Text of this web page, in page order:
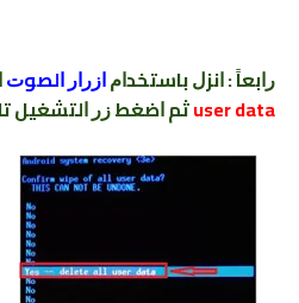
ﺭﺍﺑﻌﺎً : ﺍﻧﺰﻝ ﺑﺎﺳﺘﺨﺪﺍﻡﺍﺯﺭﺍﺭ ﺍﻟﺼﻮﺕ
user dataﺛﻢ ﺍﺿﻐﻂ ﺯﺭ ﺍﻟﺘﺸﻐﻴﻞ